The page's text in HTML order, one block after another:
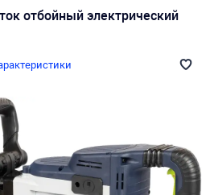
отбойный электрический